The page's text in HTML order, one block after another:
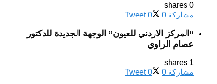
0 shares
مشاركة 0
Tweet 0
“المركز الاردني للعيون” الوجهة الجديدة للدكتور
عصام الراوي
1 shares
مشاركة 0
Tweet 0